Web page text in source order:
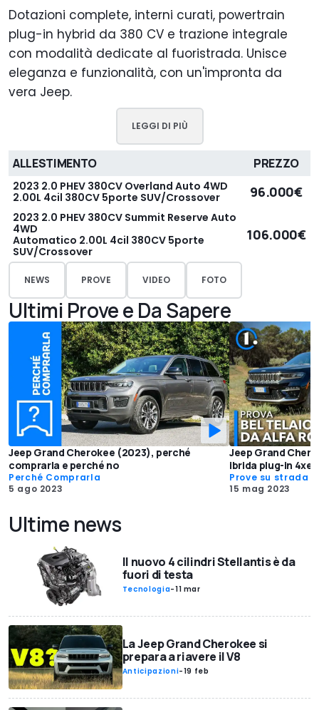
Dotazioni complete, interni curati, powertrain
plug-in hybrid da 380 CV e trazione integrale
con modalità dedicate al fuoristrada. Unisce
eleganza e funzionalità, con un'impronta da
vera Jeep.
LEGGI DI PIÙ
ALLESTIMENTO PREZZO
2023 2.0 PHEV 380CV Overland Auto 4WD
2.00L 4cil 380CV 5porte SUV/Crossover
96.000€
2023 2.0 PHEV 380CV Summit Reserve Auto
4WD
Automatico 2.00L 4cil 380CV 5porte
SUV/Crossover
106.000€
NEWS PROVE VIDEO FOTO
Ultimi Prove e Da Sapere
Jeep Grand Cherokee (2023), perché
comprarla e perché no
Perché Comprarla
5 ago 2023
Jeep Grand
ibrida plug-in 4xe
Prove su strada
15 mag 2023
Ultime news
Il nuovo 4 cilindri Stellantis è da
fuori di testa
Tecnologia-11 mar
La Jeep Grand Cherokee si
prepara a riavere il V8
Anticipazioni-19 feb